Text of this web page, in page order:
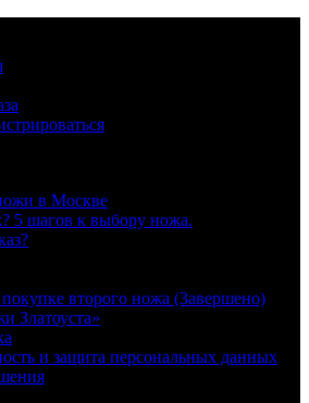
в Москве
5 шагов к выбору ножа.
второго ножа (Завершено)
Златоуста»
и защита персональных данных